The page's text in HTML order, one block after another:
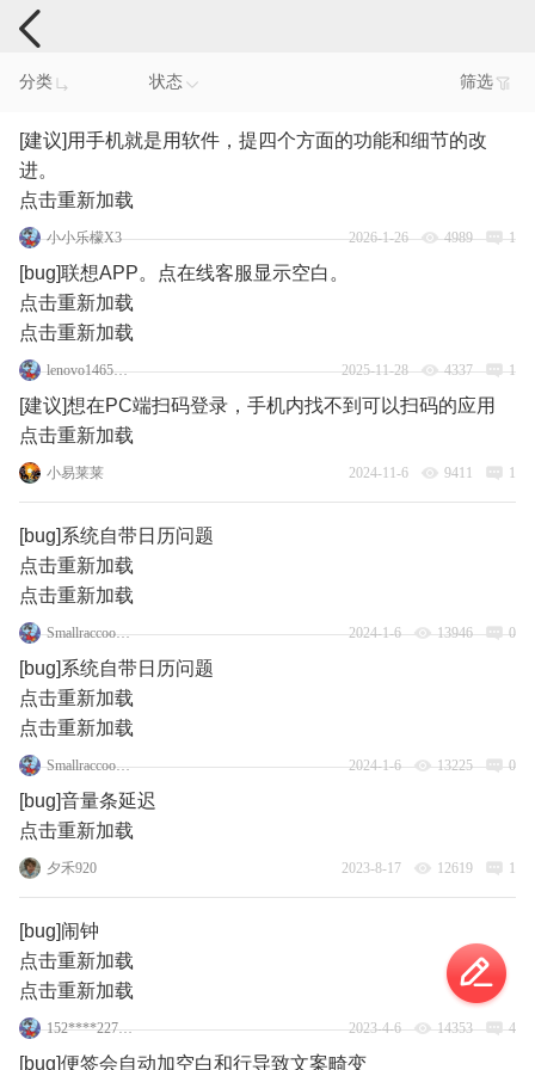
手机反馈
分类 状态 筛选
[建议]用手机就是用软件，提四个方面的功能和细节的改
进。
点击重新加载
小小乐檬X3 2026-1-26 4989 1
[bug]联想APP。点在线客服显示空白。
点击重新加载
点击重新加载
lenovo146523369 2025-11-28 4337 1
[建议]想在PC端扫码登录，手机内找不到可以扫码的应用
点击重新加载
小易莱莱 2024-11-6 9411 1
[bug]系统自带日历问题
点击重新加载
点击重新加载
SmallraccoonMr 2024-1-6 13946 0
[bug]系统自带日历问题
点击重新加载
点击重新加载
SmallraccoonMr 2024-1-6 13225 0
[bug]音量条延迟
点击重新加载
夕禾920 2023-8-17 12619 1
[bug]闹钟
点击重新加载
点击重新加载
152****2275_14 2023-4-6 14353 4
[bug]便签会自动加空白和行导致文案畸变